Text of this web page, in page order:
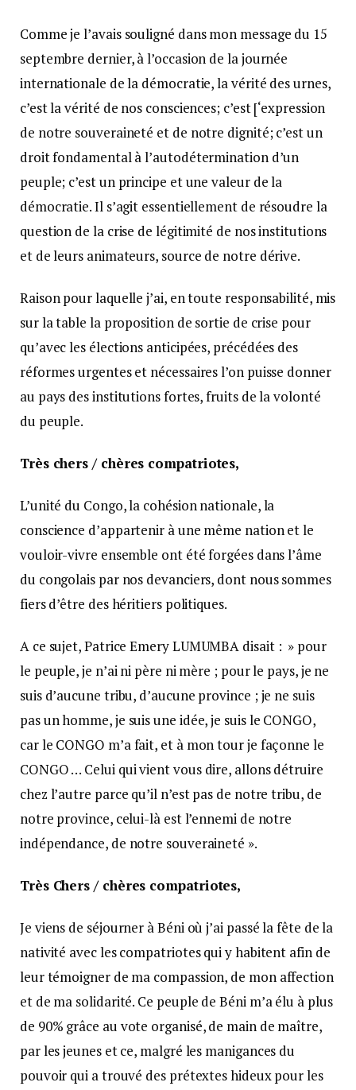
Comme je l’avais souligné dans mon message du 15
septembre dernier, à l’occasion de la journée
internationale de la démocratie, la vérité des urnes,
c’est la vérité de nos consciences; c’est [‘expression
de notre souveraineté et de notre dignité; c’est un
droit fondamental à l’autodétermination d’un
peuple; c’est un principe et une valeur de la
démocratie. Il s’agit essentiellement de résoudre la
question de la crise de légitimité de nos institutions
et de leurs animateurs, source de notre dérive.
Raison pour laquelle j’ai, en toute responsabilité, mis
sur la table la proposition de sortie de crise pour
qu’avec les élections anticipées, précédées des
réformes urgentes et nécessaires l’on puisse donner
au pays des institutions fortes, fruits de la volonté
du peuple.
Très chers / chères compatriotes,
L’unité du Congo, la cohésion nationale, la
conscience d’appartenir à une même nation et le
vouloir-vivre ensemble ont été forgées dans l’âme
du congolais par nos devanciers, dont nous sommes
fiers d’être des héritiers politiques.
A ce sujet, Patrice Emery LUMUMBA disait : » pour
le peuple, je n’ai ni père ni mère ; pour le pays, je ne
suis d’aucune tribu, d’aucune province ; je ne suis
pas un homme, je suis une idée, je suis le CONGO,
car le CONGO m’a fait, et à mon tour je façonne le
CONGO … Celui qui vient vous dire, allons détruire
chez l’autre parce qu’il n’est pas de notre tribu, de
notre province, celui-là est l’ennemi de notre
indépendance, de notre souveraineté ».
Très Chers / chères compatriotes,
Je viens de séjourner à Béni où j’ai passé la fête de la
nativité avec les compatriotes qui y habitent afin de
leur témoigner de ma compassion, de mon affection
et de ma solidarité. Ce peuple de Béni m’a élu à plus
de 90% grâce au vote organisé, de main de maître,
par les jeunes et ce, malgré les manigances du
pouvoir qui a trouvé des prétextes hideux pour les